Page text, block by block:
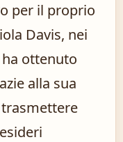
per il proprio
Davis, nei
ottenuto
alla sua